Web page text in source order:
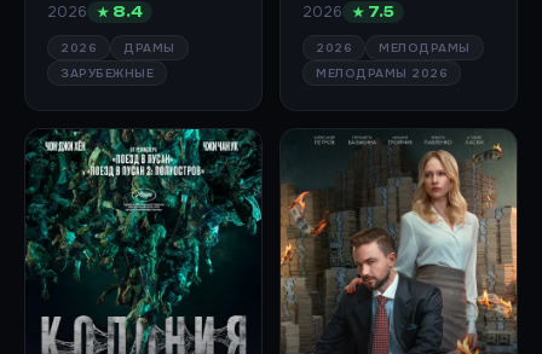
2026 ★ 8.4
2026
ДРАМЫ
ЗАРУБЕЖНЫЕ
2026 ★ 7.5
2026
МЕЛОДРАМЫ
МЕЛОДРАМЫ 2026